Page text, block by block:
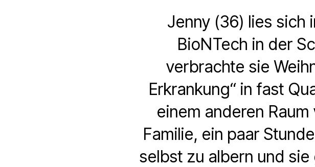
Jenny (36) lies sich
BioNTech in der
verbrachte sie
Erkrankung“ in fast
einem anderen
Familie, ein paar
selbst zu albern und